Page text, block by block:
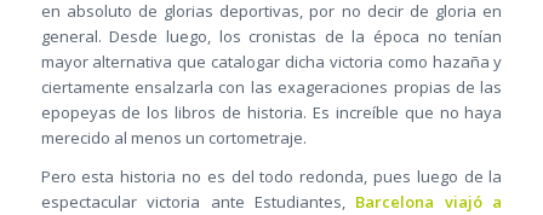
en absoluto de glorias deportivas, por no decir de gloria en
general. Desde luego, los cronistas de la época no tenían
mayor alternativa que catalogar dicha victoria como hazaña y
ciertamente ensalzarla con las exageraciones propias de las
epopeyas de los libros de historia. Es increíble que no haya
merecido al menos un cortometraje.
Pero esta historia no es del todo redonda, pues luego de la
espectacular victoria ante Estudiantes, Barcelona viajó a